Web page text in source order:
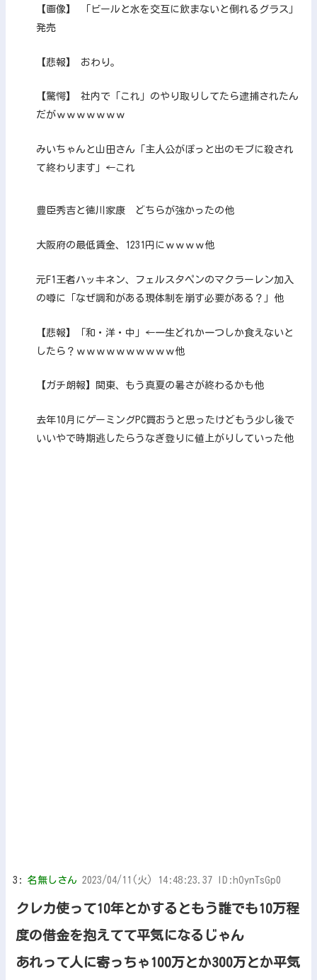
【画像】 「ビールと水を交互に飲まないと倒れるグラス」
発売
【悲報】 おわり。
【驚愕】 社内で「これ」のやり取りしてたら逮捕されたん
だがｗｗｗｗｗｗｗ
みいちゃんと山田さん「主人公がぽっと出のモブに殺され
て終わります」←これ
豊臣秀吉と徳川家康 どちらが強かったの他
大阪府の最低賃金、1231円にｗｗｗｗ他
元F1王者ハッキネン、フェルスタペンのマクラーレン加入
の噂に「なぜ調和がある現体制を崩す必要がある？」他
【悲報】「和・洋・中」←一生どれか一つしか食えないと
したら？ｗｗｗｗｗｗｗｗｗｗ他
【ガチ朗報】関東、もう真夏の暑さが終わるかも他
去年10月にゲーミングPC買おうと思ったけどもう少し後で
いいやで時期逃したらうなぎ登りに値上がりしていった他
3: 名無しさん 2023/04/11(火) 14:48:23.37 ID:hOynTsGp0
クレカ使って10年とかするともう誰でも10万程
度の借金を抱えてて平気になるじゃん
あれって人に寄っちゃ100万とか300万とか平気